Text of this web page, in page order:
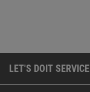
LET'S DOIT SERVICE